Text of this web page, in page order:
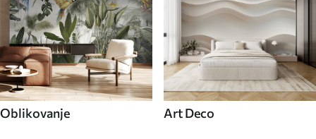
Oblikovanje Art Deco